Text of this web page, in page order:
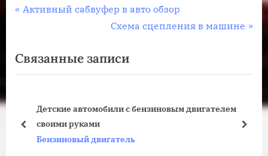
Навигация
записям
П
д
ы
щ
Активный сабвуфер в авто обзор
С
е
д
ю
а
Схема сцепления в машине
Связанные записи
Детские автомобили с бензиновым двигателем
своими руками
Бензиновый двигатель
пред